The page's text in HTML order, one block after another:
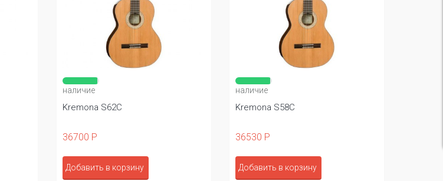
наличие
Kremona S58C
36530 Р
Добавить в корзину
наличие
Kremona S62C
36700 Р
Добавить в корзину